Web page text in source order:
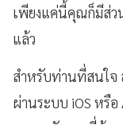
เพียงแค่นี้คุณก็มีส่ว
แล้ว
สำหรับท่านที่สนใจ
ผ่านระบบ iOS หรื